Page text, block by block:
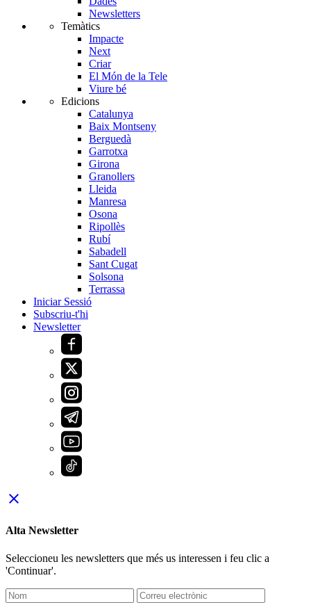
Newsletters
Temàtics
Impacte
Next
Criar
El Món de la Tele
Viure bé
Edicions
Catalunya
Baix Montseny
Berguedà
Garrotxa
Girona
Granollers
Lleida
Manresa
Osona
Ripollès
Rubí
Sabadell
Sant Cugat
Solsona
Terrassa
Iniciar Sessió
Subscriu-t'hi
Newsletter
close
Alta Newsletter
Seleccioneu les newsletters que més us interessen i feu clic a
'Continuar'.